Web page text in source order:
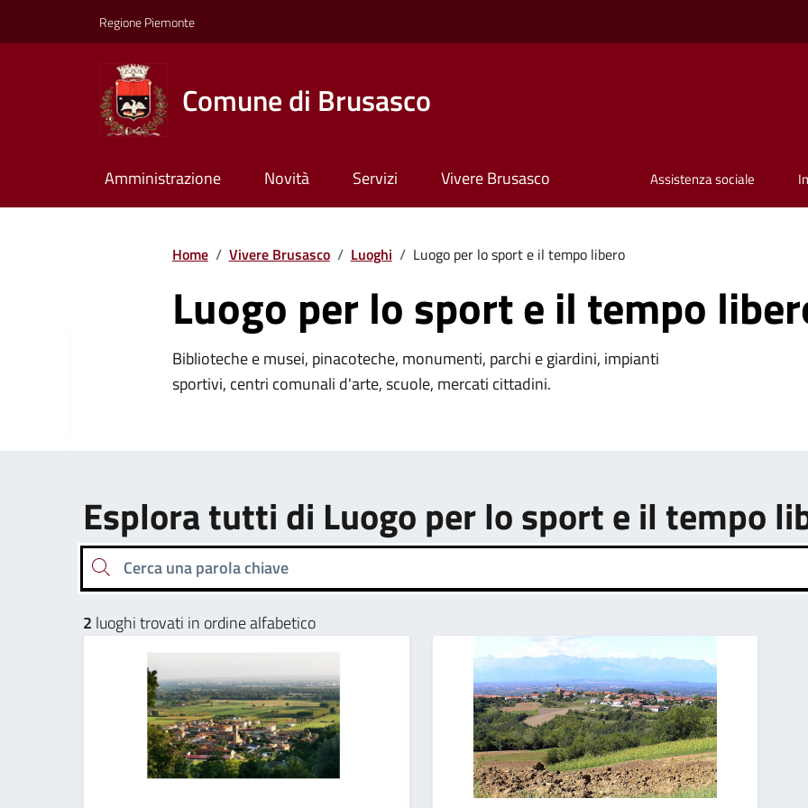
Regione Piemonte
Comune di Brusasco
Amministrazione Novità Servizi Vivere Brusasco Assistenza sociale
Home / Vivere Brusasco / Luoghi / Luogo per lo sport e il tempo libero
Luogo per lo sport e il tempo
Biblioteche e musei, pinacoteche, monumenti, parchi e giardini, impianti
sportivi, centri comunali d'arte, scuole, mercati cittadini.
Esplora tutti di Luogo per lo sport e il tempo
Cerca una parola chiave
2 luoghi trovati in ordine alfabetico